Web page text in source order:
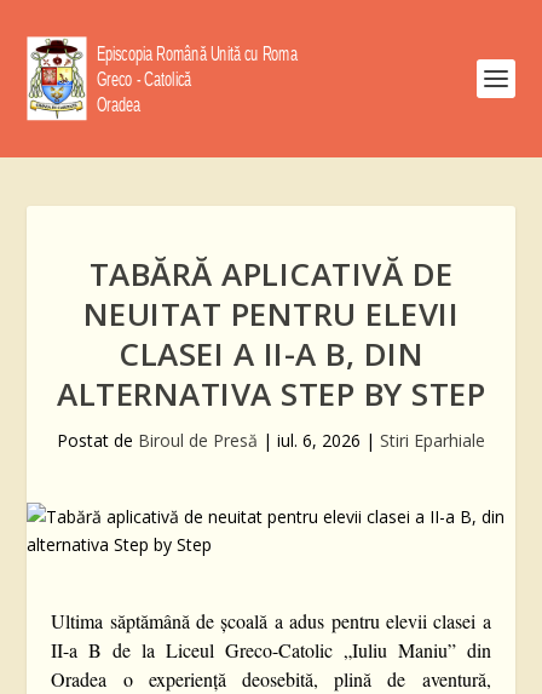
TABĂRĂ APLICATIVĂ DE
NEUITAT PENTRU ELEVII
CLASEI A II-A B, DIN
ALTERNATIVA STEP BY STEP
Postat de Biroul de Presă | iul. 6, 2026 | Stiri Eparhiale
Ultima săptămână de școală a adus pentru elevii clasei a
II-a B de la Liceul Greco-Catolic „Iuliu Maniu” din
Oradea o experiență deosebită, plină de aventură,